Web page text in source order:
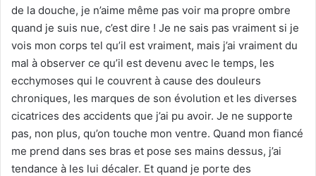
de la douche, je n’aime même pas voir ma propre ombre
quand je suis nue, c’est dire ! Je ne sais pas vraiment si je
vois mon corps tel qu’il est vraiment, mais j’ai vraiment du
mal à observer ce qu’il est devenu avec le temps, les
ecchymoses qui le couvrent à cause des douleurs
chroniques, les marques de son évolution et les diverses
cicatrices des accidents que j’ai pu avoir. Je ne supporte
pas, non plus, qu’on touche mon ventre. Quand mon fiancé
me prend dans ses bras et pose ses mains dessus, j’ai
tendance à les lui décaler. Et quand je porte des